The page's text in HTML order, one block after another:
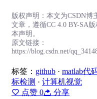
版权声明：本文为CSDN博
文章，遵循CC 4.0 BY-SA
本声明。
原文链接：
https://blog.csdn.net/
标签： github · matlab代
标检测 · 计算机视觉
点赞 0 分享